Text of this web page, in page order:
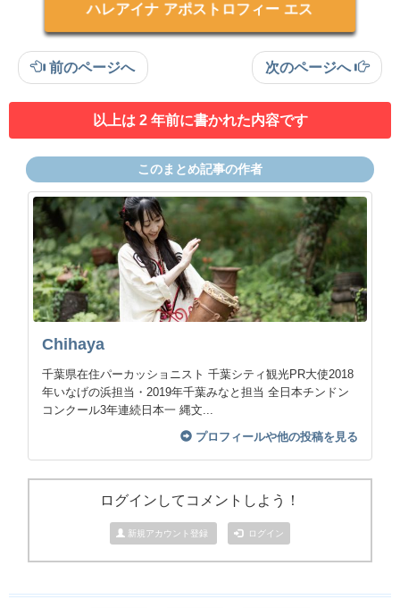
ハレアイナ アポストロフィー エス
前のページへ 次のページへ
以上は 2 年前に書かれた内容です
このまとめ記事の作者
Chihaya
千葉県在住パーカッショニスト 千葉シティ観光PR大使2018
年いなげの浜担当・2019年千葉みなと担当 全日本チンドン
コンクール3年連続日本一 縄文...
プロフィールや他の投稿を見る
ログインしてコメントしよう！
新規アカウント登録 ログイン